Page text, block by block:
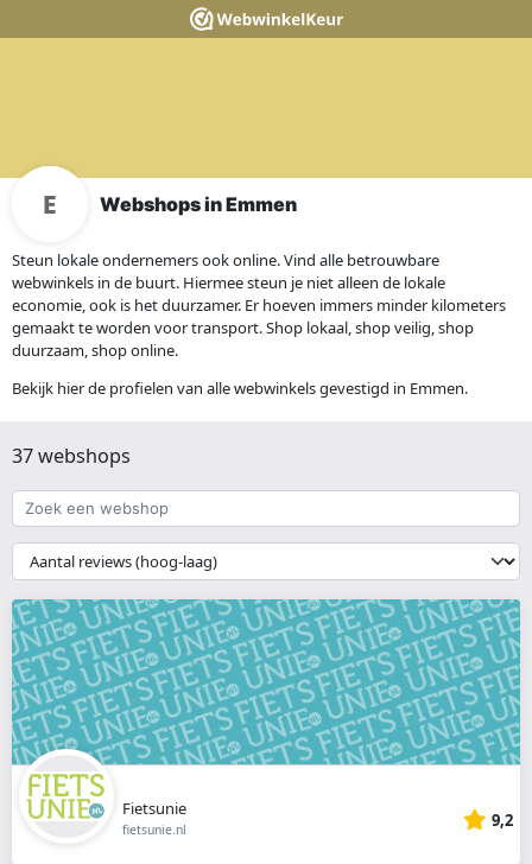
Webshops in Emmen
Steun lokale ondernemers ook online. Vind alle betrouwbare
webwinkels in de buurt. Hiermee steun je niet alleen de lokale
economie, ook is het duurzamer. Er hoeven immers minder kilometers
gemaakt te worden voor transport. Shop lokaal, shop veilig, shop
duurzaam, shop online.
Bekijk hier de profielen van alle webwinkels gevestigd in Emmen.
37 webshops
Zoek
een
webshop
{{
__('Sort')
}}
Fietsunie
fietsunie.nl 9,2